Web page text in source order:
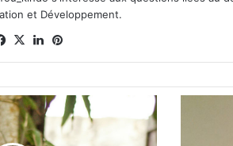
et Développement.
Fa
ce
ok
X
Lin
ke ter